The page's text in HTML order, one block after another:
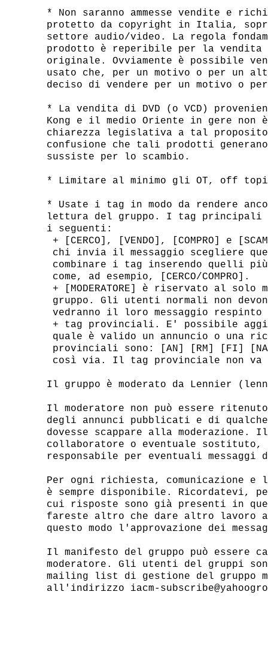
* Non saranno ammesse vendite e
protetto da copyright in Italia,
settore audio/video. La regola
prodotto è reperibile per la
originale. Ovviamente è possibile
usato che, per un motivo o per un
deciso di vendere per un motivo o
* La vendita di DVD (o VCD)
Kong e il medio Oriente in gere non
chiarezza legislativa a tal
confusione che tali prodotti
sussiste per lo scambio.
* Limitare al minimo gli OT, off
* Usate i tag in modo da rendere
lettura del gruppo. I tag principali
i seguenti:
+ [CERCO], [VENDO], [COMPRO] e
chi invia il messaggio scegliere
combinare i tag inserendo quelli
come, ad esempio, [CERCO/COMPRO].
+ [MODERATORE] è riservato al
gruppo. Gli utenti normali non
vedranno il loro messaggio respinto
+ tag provinciali. E' possibile
quale è valido un annuncio o una
provinciali sono: [AN] [RM] [FI]
così via. Il tag provinciale non va
Il gruppo è moderato da Lennier
Il moderatore non può essere
degli annunci pubblicati e di qualche
dovesse scappare alla moderazione.
collaboratore o eventuale sostituto,
responsabile per eventuali
Per ogni richiesta, comunicazione e
è sempre disponibile. Ricordatevi,
cui risposte sono già presenti in
fareste altro che dare altro lavoro
questo modo l'approvazione dei
Il manifesto del gruppo può essere
moderatore. Gli utenti del gruppi
mailing list di gestione del gruppo